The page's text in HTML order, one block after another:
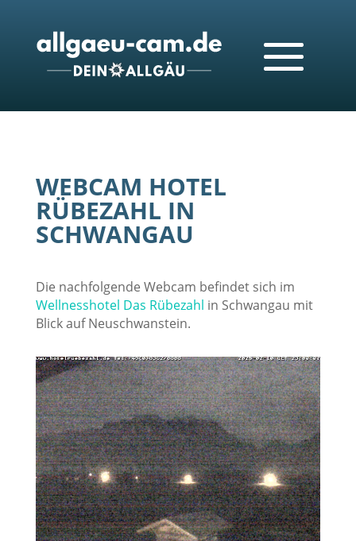
WEBCAM HOTEL
RÜBEZAHL IN
SCHWANGAU
Die nachfolgende Webcam befindet sich im
Wellnesshotel Das Rübezahl in Schwangau mit
Blick auf Neuschwanstein.